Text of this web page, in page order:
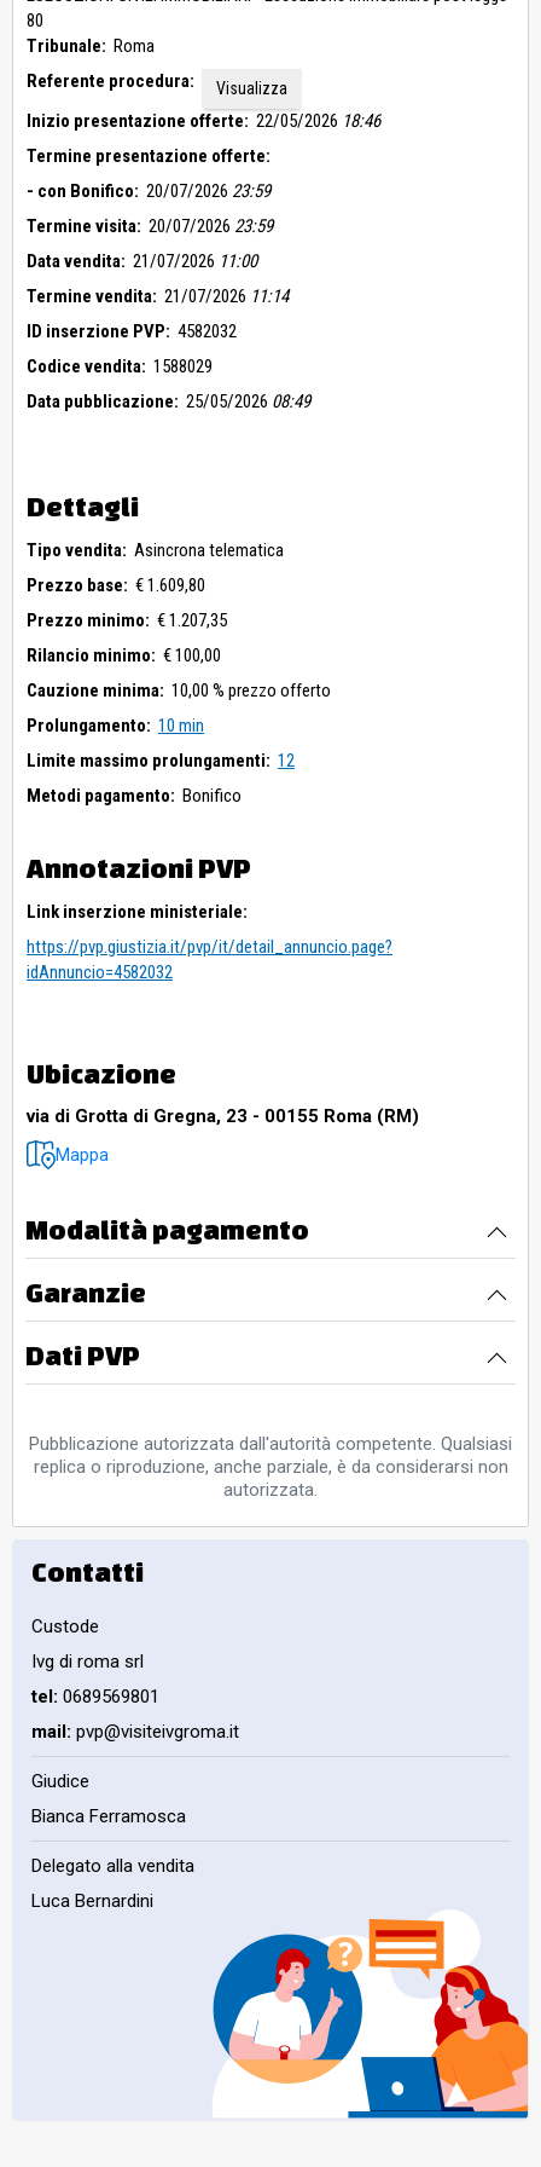
Roma e a tal fine è richiesto di allegare all’offerta di vendita
apposita dichiarazione completa del titolo in virtù del quale si
intende asservire quella oggetto di eventuale aggiudicazione,
redatta secondo il modello allegato all’ordinanza di vendita.
L’unità immobiliare è nella disponibilità della parte esecutata e
sarà liberato all’aggiudicazione su richiesta
dell’aggiudicatario.
Il tutto come meglio descritto nell’elaborato peritale in atti.
80
Tribunale: Roma
Referente procedura:
Visualizza
Inizio presentazione offerte: 22/05/2026 18:46
Termine presentazione offerte:
- con Bonifico: 20/07/2026 23:59
Termine visita: 20/07/2026 23:59
Data vendita: 21/07/2026 11:00
Termine vendita: 21/07/2026 11:14
ID inserzione PVP: 4582032
Codice vendita: 1588029
Data pubblicazione: 25/05/2026 08:49
Dettagli
Tipo vendita: Asincrona telematica
Prezzo base: € 1.609,80
Prezzo minimo: € 1.207,35
Rilancio minimo: € 100,00
Cauzione minima: 10,00 % prezzo offerto
Prolungamento: 10 min
Limite massimo prolungamenti: 12
Metodi pagamento: Bonifico
Annotazioni PVP
Link inserzione ministeriale:
https://pvp.giustizia.it/pvp/it/detail_annuncio.page?
idAnnuncio=4582032
Ubicazione
via di Grotta di Gregna, 23 - 00155 Roma (RM)
Mappa
Modalità pagamento
Garanzie
Dati PVP
Pubblicazione autorizzata dall'autorità competente. Qualsiasi
replica o riproduzione, anche parziale, è da considerarsi non
autorizzata.
Contatti
Custode
Ivg di roma srl
tel: 0689569801
mail: pvp@visiteivgroma.it
Giudice
Bianca Ferramosca
Delegato alla vendita
Luca Bernardini